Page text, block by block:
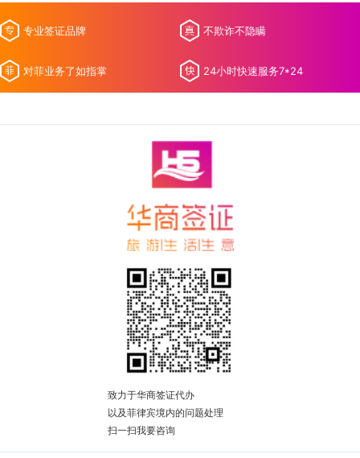
专业签证品牌 不欺诈不隐瞒
对菲业务了如指掌 24小时快速服务7*24
致力于华商签证代办
以及菲律宾境内的问题处理
扫一扫我要咨询